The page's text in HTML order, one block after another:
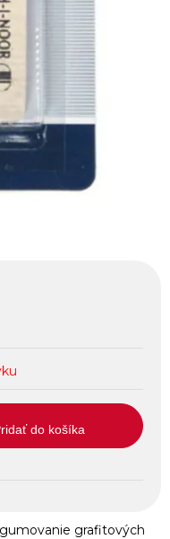
do košíka
grafitových